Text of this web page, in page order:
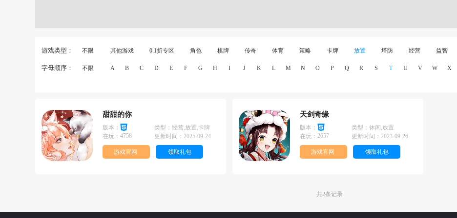
游戏类型： 不限 其他游戏 0.1折专区 角色 棋牌 传奇 体育 策略 卡牌 放置 塔防 经营 益智
字母顺序： 不限 A B C D E F G H I J K L M N O P Q R S T U V W X
甜甜的你
版本： 类型： 经营,放置,卡牌
在玩： 4758 更新时间： 2025-09-24
游戏官网 领取礼包
天剑奇缘
版本： 类型： 休闲,放置
在玩： 2657 更新时间： 2023-09-26
游戏官网 领取礼包
共2条记录